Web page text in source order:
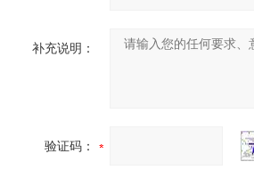
补充说明：
验证码：